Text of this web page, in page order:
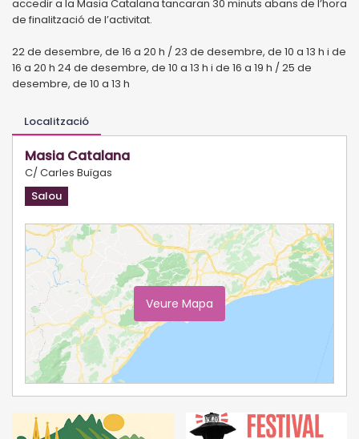
accedir a la Masia Catalana tancaran 30 minuts abans de l’hora
de finalització de l’activitat.
22 de desembre, de 16 a 20 h / 23 de desembre, de 10 a 13 h i de
16 a 20 h 24 de desembre, de 10 a 13 h i de 16 a 19 h / 25 de
desembre, de 10 a 13 h
Localització
Masia Catalana
C/ Carles Buïgas
Salou
Veure Mapa